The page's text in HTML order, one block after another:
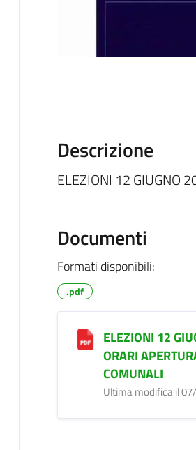
Descrizione
ELEZIONI 12 GIUGNO
Documenti
Formati disponibili:
.pdf
ELEZIONI 12
ORARI
COMUNALI
Ultima modifica il